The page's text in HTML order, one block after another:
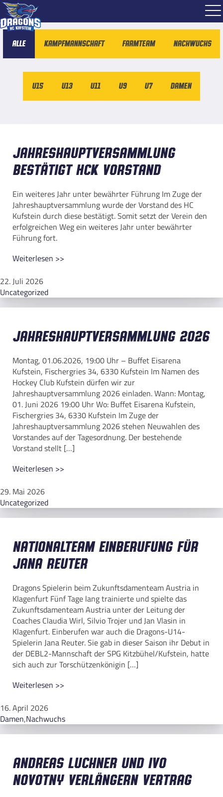
Alle Kampfmannschaft Farmteam Nachwuchs
U15 U13 U11 U9 U7 Damen
Jahreshauptversammlung
bestätigt HCK Vorstand
Ein weiteres Jahr unter bewährter Führung Im Zuge der
Jahreshauptversammlung wurde der Vorstand des HC
Kufstein durch diese bestätigt. Somit setzt der Verein den
erfolgreichen Weg ein weiteres Jahr unter bewährter
Führung fort.
Weiterlesen >>
22. Juli 2026
Uncategorized
Jahreshauptversammlung 2026
Montag, 01.06.2026, 19:00 Uhr – Buffet Eisarena
Kufstein, Fischergries 34, 6330 Kufstein Im Namen des
Hockey Club Kufstein dürfen wir zur
Jahreshauptversammlung 2026 einladen. Wann: Montag,
01. Juni 2026 19:00 Uhr Wo: Buffet Eisarena Kufstein,
Fischergries 34, 6330 Kufstein Im Zuge der
Jahreshauptversammlung 2026 stehen Neuwahlen des
Vorstandes auf der Tagesordnung. Der bestehende
Vorstand stellt […]
Weiterlesen >>
29. Mai 2026
Uncategorized
Nationalteam Einberufung für
Jana Reuter
Dragons Spielerin beim Zukunftsdamenteam Austria in
Klagenfurt Fünf Tage lang trainierte und spielte das
Zukunftsdamenteam Austria unter der Leitung der
Coaches Claudia Wirl, Silvio Trojer und Jan Vlasin in
Klagenfurt. Einberufen war auch die Dragons-U14-
Spielerin Jana Reuter. Sie gab in dieser Saison ihr Debut in
der DEBL2-Mannschaft der SPG Kitzbühel/Kufstein, hatte
sich auch zur Torschützenkönigin […]
Weiterlesen >>
16. April 2026
Damen,Nachwuchs
Andreas Luchner und Ivo
Novotny verlängern Vertrag